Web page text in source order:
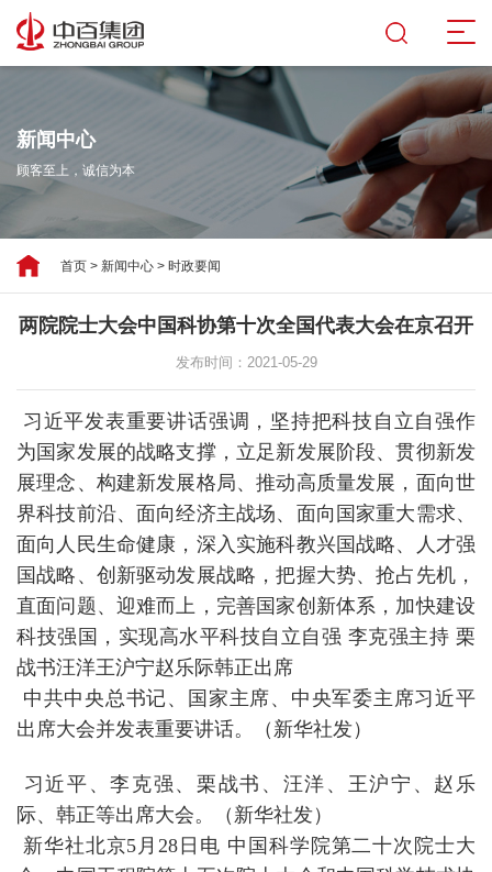
新闻中心
顾客至上，诚信为本
首页 > 新闻中心 > 时政要闻
两院院士大会中国科协第十次全国代表大会在京召开
发布时间：2021-05-29
习近平发表重要讲话强调，坚持把科技自立自强作
为国家发展的战略支撑，立足新发展阶段、贯彻新发
展理念、构建新发展格局、推动高质量发展，面向世
界科技前沿、面向经济主战场、面向国家重大需求、
面向人民生命健康，深入实施科教兴国战略、人才强
国战略、创新驱动发展战略，把握大势、抢占先机，
直面问题、迎难而上，完善国家创新体系，加快建设
科技强国，实现高水平科技自立自强 李克强主持 栗
战书汪洋王沪宁赵乐际韩正出席
中共中央总书记、国家主席、中央军委主席习近平
出席大会并发表重要讲话。（新华社发）
习近平、李克强、栗战书、汪洋、王沪宁、赵乐
际、韩正等出席大会。（新华社发）
新华社北京5月28日电 中国科学院第二十次院士大